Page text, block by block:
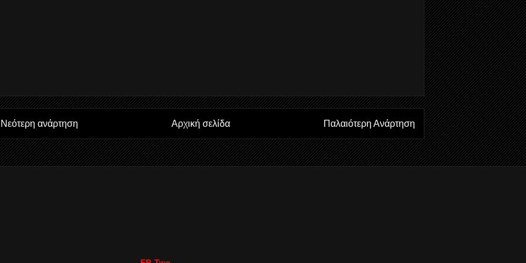
Νεότερη ανάρτηση Παλαιότερη Ανάρτηση
Αρχική σελίδα